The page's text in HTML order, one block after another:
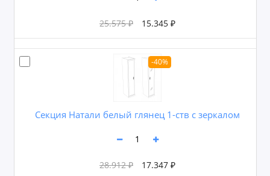
25.575 ₽ 15.345 ₽
-40%
Секция Натали белый глянец 1-ств с зеркалом
28.912 ₽ 17.347 ₽